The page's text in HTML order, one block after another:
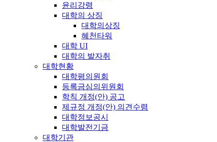
윤리강령
대학의 상징
대학의상징
혜천타워
대학 UI
대학의 발자취
대학현황
대학평의원회
등록금심의위원회
학칙 개정(안) 공고
제규정 개정(안) 의견수렴
대학정보공시
대학발전기금
대학기관